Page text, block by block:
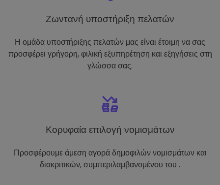
Ζωντανή υποστήριξη πελατών
Η ομάδα υποστήριξης πελατών μας είναι έτοιμη να σας
προσφέρει γρήγορη, φιλική εξυπηρέτηση και εξηγήσεις στη
γλώσσα σας.
Κορυφαία επιλογή νομισμάτων
Προσφέρουμε άμεση αγορά δημοφιλών νομισμάτων και
διακριτικών, συμπεριλαμβανομένου του .